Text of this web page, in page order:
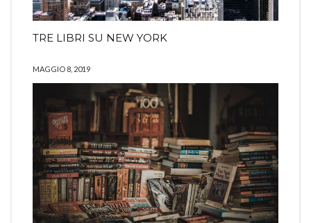
TRE LIBRI SU NEW YORK
MAGGIO 8, 2019